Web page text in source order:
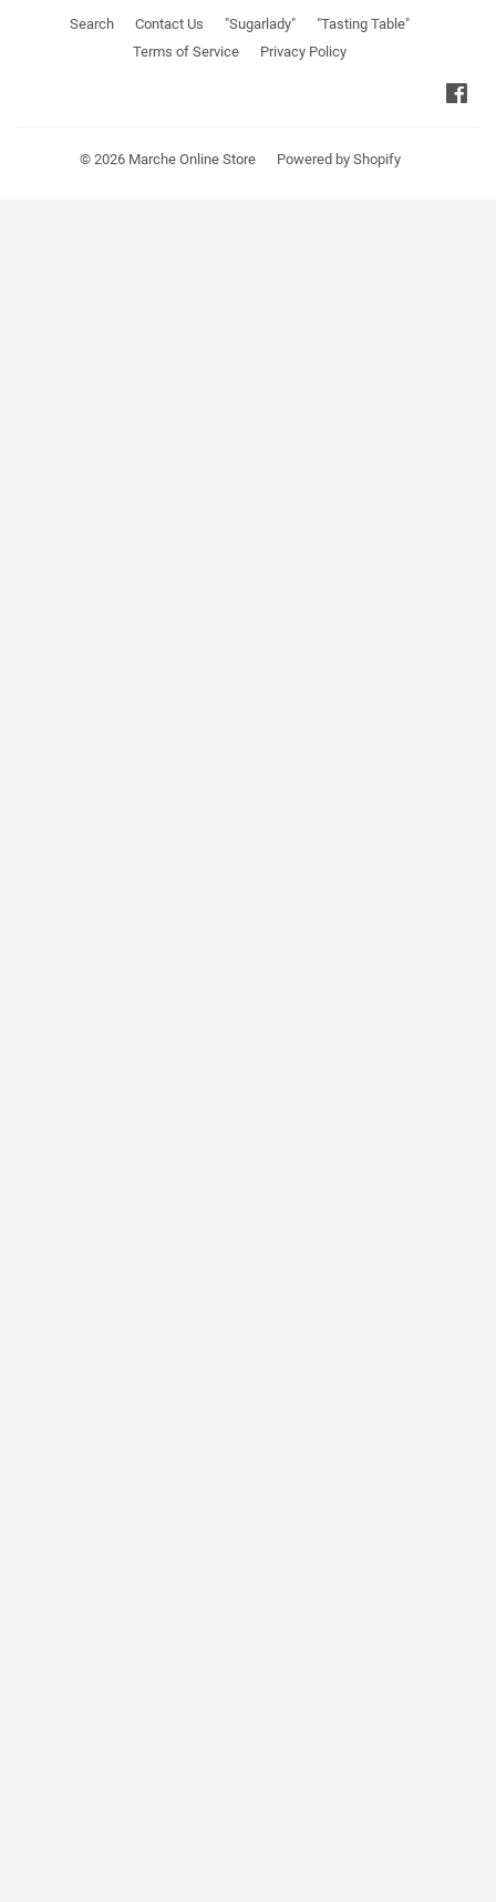
Search Contact Us "Sugarlady"
"Tasting Table"
Terms of Service
Privacy Policy
© 2026 Marche Online Store Powered by Shopify